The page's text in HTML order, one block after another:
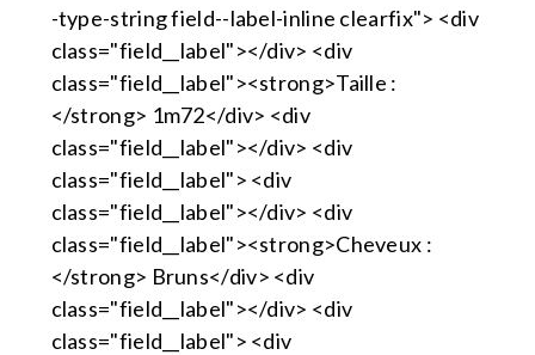
-type-string field--label-inline clearfix"> <div
class="field__label"></div> <div
class="field__label"><strong>Taille :
</strong> 1m72</div> <div
class="field__label"></div> <div
class="field__label"> <div
class="field__label"></div> <div
class="field__label"><strong>Cheveux :
</strong> Bruns</div> <div
class="field__label"></div> <div
class="field__label"> <div